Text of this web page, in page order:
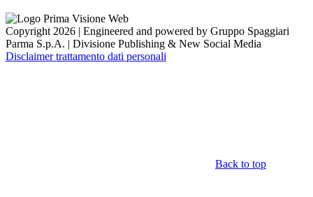
Copyright 2026 | Engineered and powered by Gruppo Spaggiari
Parma S.p.A. | Divisione Publishing & New Social Media
Disclaimer trattamento dati personali
Back to top